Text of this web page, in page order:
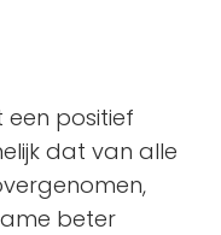
positief
dat van alle
beter